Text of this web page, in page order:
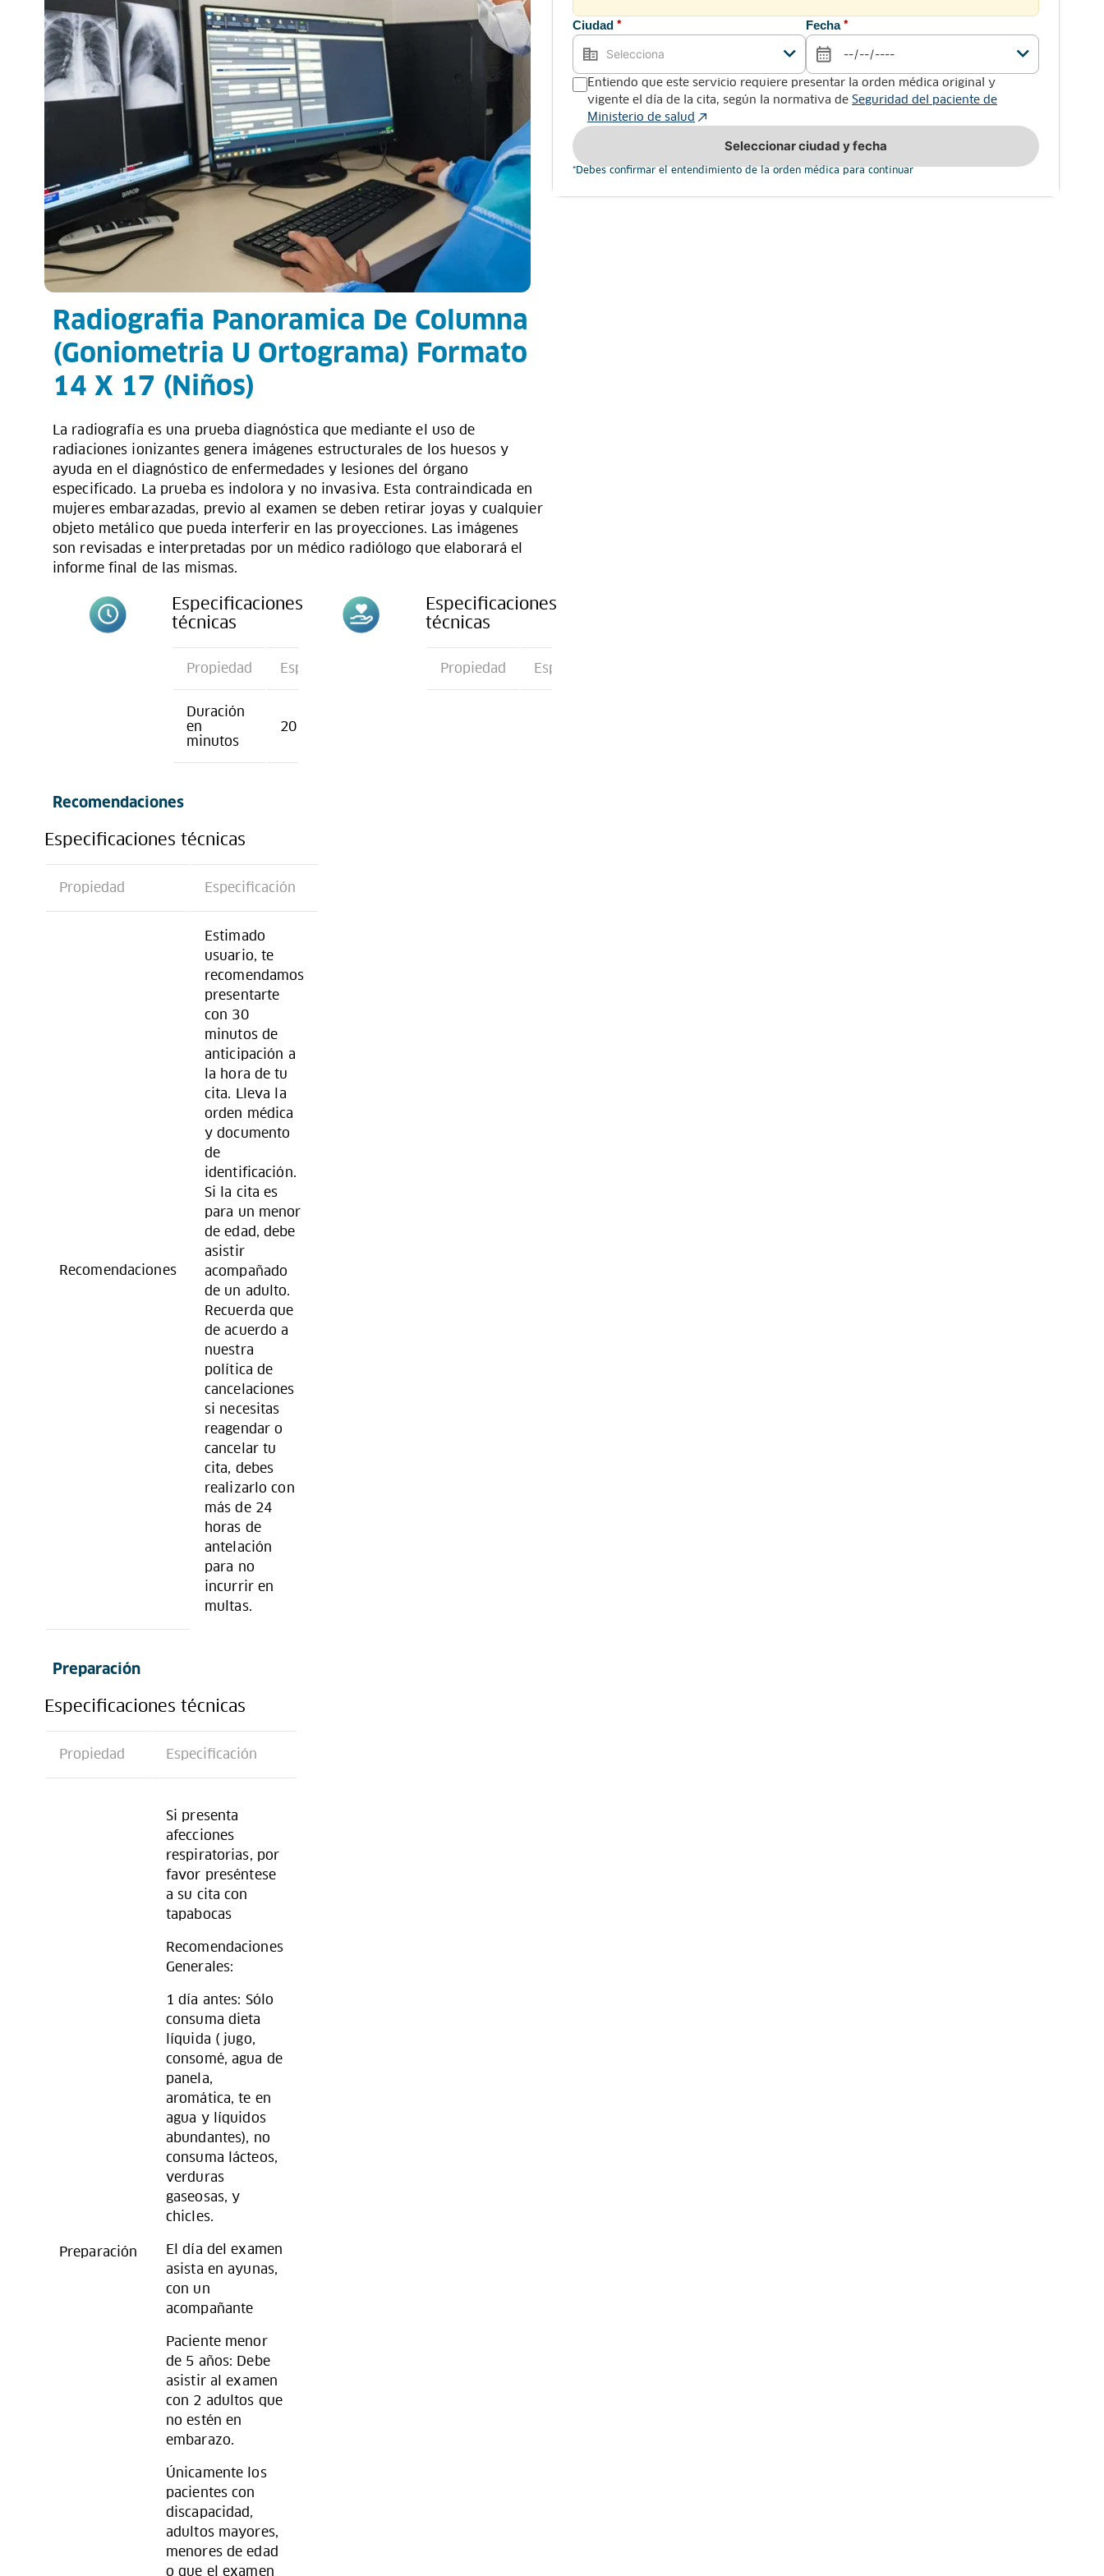
Radiografia Panoramica De Columna
(Goniometria U Ortograma) Formato
14 X 17 (Niños)
La radiografía es una prueba diagnóstica que mediante el uso de
radiaciones ionizantes genera imágenes estructurales de los huesos y
ayuda en el diagnóstico de enfermedades y lesiones del órgano
especificado. La prueba es indolora y no invasiva. Esta contraindicada en
mujeres embarazadas, previo al examen se deben retirar joyas y cualquier
objeto metálico que pueda interferir en las proyecciones. Las imágenes
son revisadas e interpretadas por un médico radiólogo que elaborará el
informe final de las mismas.
Especificaciones
técnicas
Propiedad Especificación
Duración
en
minutos
20
Especificaciones
técnicas
Propiedad Especificación
Recomendaciones
Especificaciones técnicas
Propiedad Especificación
Recomendaciones
Estimado
usuario, te
recomendamos
presentarte
con 30
minutos de
anticipación a
la hora de tu
cita. Lleva la
orden médica
y documento
de
identificación.
Si la cita es
para un menor
de edad, debe
asistir
acompañado
de un adulto.
Recuerda que
de acuerdo a
nuestra
política de
cancelaciones
si necesitas
reagendar o
cancelar tu
cita, debes
realizarlo con
más de 24
horas de
antelación
para no
incurrir en
multas.
Preparación
Especificaciones técnicas
Propiedad Especificación
Preparación
Si presenta
afecciones
respiratorias, por
favor preséntese
a su cita con
tapabocas
Recomendaciones
Generales:
1 día antes: Sólo
consuma dieta
líquida ( jugo,
consomé, agua de
panela,
aromática, te en
agua y líquidos
abundantes), no
consuma lácteos,
verduras
gaseosas, y
chicles.
El día del examen
asista en ayunas,
con un
acompañante
Paciente menor
de 5 años: Debe
asistir al examen
con 2 adultos que
no estén en
embarazo.
Únicamente los
pacientes con
discapacidad,
adultos mayores,
menores de edad
o que el examen
Ciudad * Fecha *
Entiendo que este servicio requiere presentar la orden médica original y
vigente el día de la cita, según la normativa de Seguridad del paciente de
Ministerio de salud
Seleccionar ciudad y fecha
*Debes confirmar el entendimiento de la orden médica para continuar